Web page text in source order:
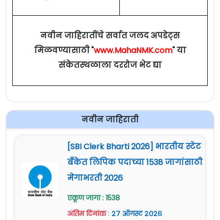
Central Industrial Security
Force (CISF)
3 11541
Sashastra Seema Bal (SSB)
Indo-Tibetan Border Police
(ITBP)
3017
6 Assam Rifles (AR)
Secretariat Security Force
नवीन जाहिरातींचे सर्वात जलद अपडेट्स
मिळवण्यासाठी "www.MahaNMK.com" या
संकेतस्थळाला दररोज भेट द्या
नवीन जाहिराती
[SBI Clerk Bharti 2026] भारतीय स्टेट
बँकेत लिपिक पदाच्या 1538 जागांसाठी
मेगाभरती 2026
एकूण जागा : 1538
अंतिम दिनांक: २७ ऑगस्ट २०२६